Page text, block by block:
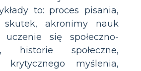
to: proces pisania,
akronimy nauk
uczenie się społeczno-
historie społeczne,
krytycznego myślenia,